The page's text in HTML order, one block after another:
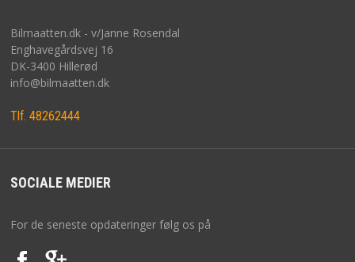
Bilmaatten.dk - v/Janne Rosendal
Enghavegårdsvej 16
DK-3400 Hillerød
info@bilmaatten.dk
Tlf. 48262444
SOCIALE MEDIER
For de seneste opdateringer følg os på